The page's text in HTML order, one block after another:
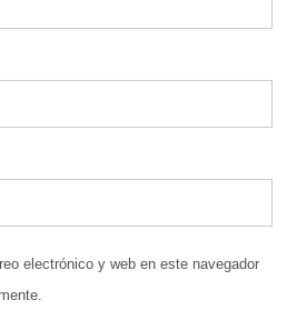
electrónico y web en este navegador